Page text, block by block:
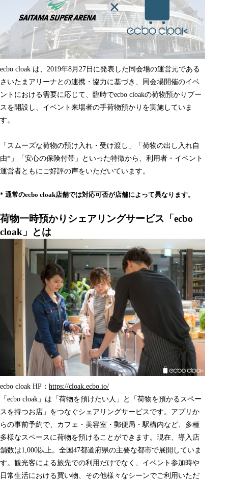
ecbo cloak は、2019年8月27日に発表した同会場の運営元である
さいたまアリーナとの連携・協力に基づき、同会場開催のイベ
ントにおける需要に応じて、臨時でecbo cloakの荷物預かりブー
スを開設し、イベント来場者の手荷物預かりを実施していま
す。
「スムーズな荷物の預け入れ・受け渡し」「荷物の出し入れ自
由*」「安心の保険付帯」といった特徴から、利用者・イベント
運営者ともにご好評の声をいただいています。
* 通常のecbo cloak店舗では対応可否が店舗によって異なります。
荷物一時預かりシェアリングサービス「ecbo
cloak」とは
ecbo cloak HP： https://cloak.ecbo.io/
「ecbo cloak」は「荷物を預けたい人」と「荷物を預かるスペー
スを持つお店」をつなぐシェアリングサービスです。アプリか
らの事前予約で、カフェ・美容室・郵便局・駅構内など、多種
多様なスペースに荷物を預けることができます。現在、導入店
舗数は1,000以上。全国47都道府県の主要な都市で展開していま
す。観光客による旅先での利用だけでなく、イベント参加時や
日常生活における買い物、その他様々なシーンでご利用いただ